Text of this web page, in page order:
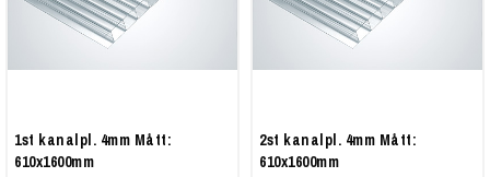
1st kanalpl. 4mm Mått:
610x1600mm
2st kanalpl. 4mm Mått:
610x1600mm